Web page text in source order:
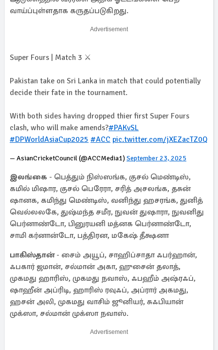
வாய்ப்புள்ளதாக கருதப்படுகிறது.
Advertisement
Super Fours | Match 3 ⚔️
Pakistan take on Sri Lanka in match that could potentially
decide their fate in the tournament.
With both sides having dropped thier first Super Fours
clash, who will make amends?#PAKvSL
#DPWorldAsiaCup2025 #ACC pic.twitter.com/jXEZacTZ0Q
— AsianCricketCouncil (@ACCMedia1) September 23, 2025
இலங்கை - பெத்தும் நிஸ்ஸங்க, குசல் மெண்டிஸ்,
கமில் மிஷார, குசல் பெரேரா, சரித் அசலங்க, தசுன்
ஷானக, கமிந்து மெண்டிஸ், வனிந்து ஹசரங்க, துனித்
வெல்லலகே, துஷ்மந்த சமீர, நுவன் துஷாரா, நுவனிது
பெர்னாண்டோ, பினுரயனி மத்னக பெர்னாண்டோ,
சாமி கர்னான்டோ, பத்திரன, மகேஷ் தீக்ஷனா
பாகிஸ்தான்- சைம் அயூப், சாஹிப்சாதா ஃபர்ஹான்,
ஃபகார் ஜமான், சல்மான் அகா, ஹுசைன் தலாத்,
முகமது ஹாரிஸ், முகமது நவாஸ், ஃபஹீம் அஷ்ரஃப்,
ஷாஹீன் அப்ரிடி, ஹாரிஸ் ரவுஃப், அப்ரார் அகமது,
ஹசன் அலி, முகமது வாசிம் ஜூனியர், சுஃபியான்
முக்ஸா, சல்மான் முக்ஸா நவாஸ்.
Advertisement